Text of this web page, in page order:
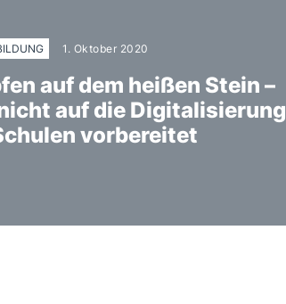
1. Oktober 2020
auf dem heißen Stein –
auf die Digitalisierung
vorbereitet